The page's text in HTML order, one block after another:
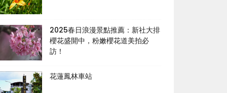
2025春日浪漫景點推薦：新社大排
櫻花盛開中，粉嫩櫻花道美拍必
訪！
花蓮鳳林車站